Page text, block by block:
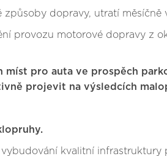
dopravy, utratí
provozu motorové dopravy z
míst pro auta ve prospěch
projevit na výsledcích
kvalitní